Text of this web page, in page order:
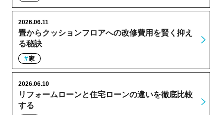
畳からクッションフロアへの改修費用を賢く抑え
る秘訣
2026.06.11
家
リフォームローンと住宅ローンの違いを徹底比較
する
2026.06.10